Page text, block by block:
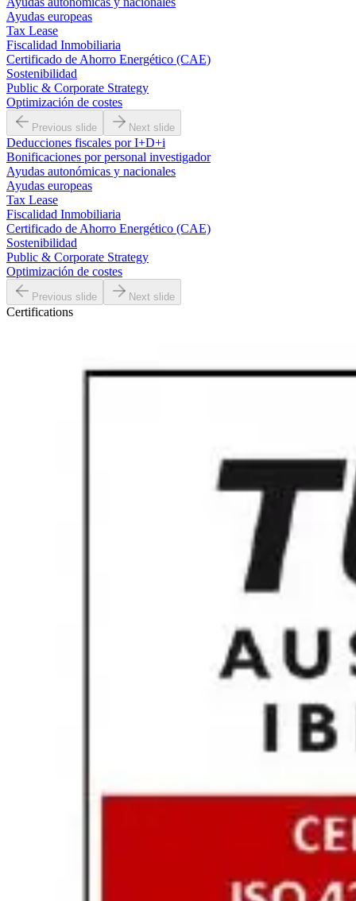
Ayudas europeas
Tax Lease
Fiscalidad Inmobiliaria
Certificado de Ahorro Energético (CAE)
Sostenibilidad
Public & Corporate Strategy
Optimización de costes
Previous slide Next slide
Deducciones fiscales por I+D+i
Bonificaciones por personal investigador
Ayudas autonómicas y nacionales
Ayudas europeas
Tax Lease
Fiscalidad Inmobiliaria
Certificado de Ahorro Energético (CAE)
Sostenibilidad
Public & Corporate Strategy
Optimización de costes
Previous slide Next slide
Certifications